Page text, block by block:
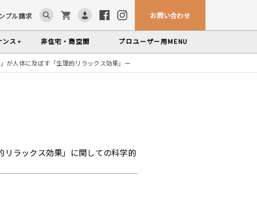
プル請求 お問い合わせ
カウンター・テーブル
コラム「見る木活かす木」
ンス
メンテナンスサービス
非住宅・商空間 プロユーザー用MENU
が人体に及ぼす「生理的リラックス効果」ー
リラックス効果」に関しての科学的